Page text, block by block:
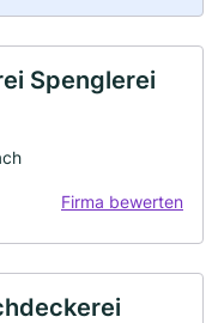
Spenglerei
Firma bewerten